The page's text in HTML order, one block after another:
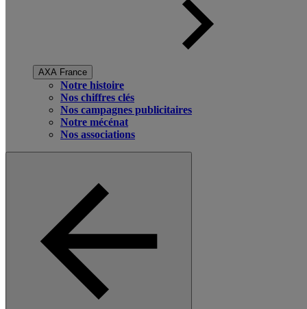
AXA France
Notre histoire
Nos chiffres clés
Nos campagnes publicitaires
Notre mécénat
Nos associations